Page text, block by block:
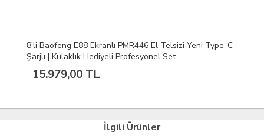
8'li Baofeng E88 Ekranlı PMR446 El Telsizi Yeni Type-C
Şarjlı | Kulaklık Hediyeli Profesyonel Set
15.979,00 TL
İlgili Ürünler